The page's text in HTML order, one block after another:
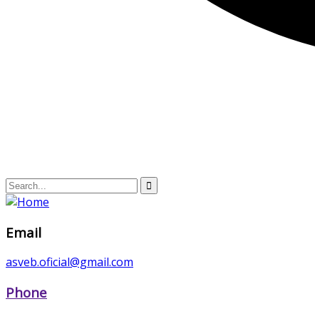
Email
asveb.oficial@gmail.com
Phone